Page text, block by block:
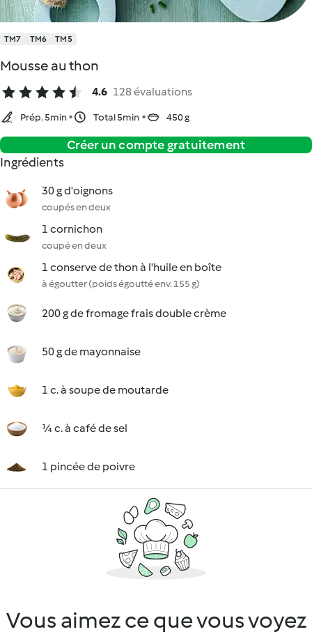
TM7 TM6 TM5
Mousse au thon
4.6 128 évaluations
Prép. 5min Total 5min 450 g
Créer un compte gratuitement
Ingrédients
30 g d'oignons
coupés en deux
1 cornichon
coupé en deux
1 conserve de thon à l'huile en boîte
à égoutter (poids égoutté env. 155 g)
200 g de fromage frais double crème
50 g de mayonnaise
1 c. à soupe de moutarde
¼ c. à café de sel
1 pincée de poivre
Vous aimez ce que vous voyez